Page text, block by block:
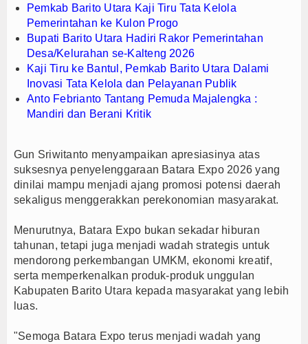
Pemkab Barito Utara Kaji Tiru Tata Kelola
Pemerintahan ke Kulon Progo
Bupati Barito Utara Hadiri Rakor Pemerintahan
Desa/Kelurahan se-Kalteng 2026
Kaji Tiru ke Bantul, Pemkab Barito Utara Dalami
Inovasi Tata Kelola dan Pelayanan Publik
Anto Febrianto Tantang Pemuda Majalengka :
Mandiri dan Berani Kritik
Gun Sriwitanto menyampaikan apresiasinya atas
suksesnya penyelenggaraan Batara Expo 2026 yang
dinilai mampu menjadi ajang promosi potensi daerah
sekaligus menggerakkan perekonomian masyarakat.
Menurutnya, Batara Expo bukan sekadar hiburan
tahunan, tetapi juga menjadi wadah strategis untuk
mendorong perkembangan UMKM, ekonomi kreatif,
serta memperkenalkan produk-produk unggulan
Kabupaten Barito Utara kepada masyarakat yang lebih
luas.
"Semoga Batara Expo terus menjadi wadah yang